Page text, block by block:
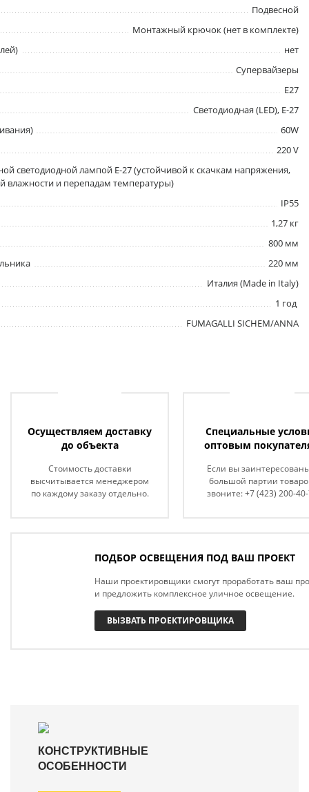
Подвесной
Монтажный крючок (нет в комплекте)
нет
Супервайзеры
E27
Светодиодная (LED), Е-27
60W
220 V
светодиодной лампой E-27 (устойчивой к скачкам напряжения,
влажности и перепадам температуры)
IP55
1,27 кг
800 мм
220 мм
Италия (Made in Italy)
1 год
FUMAGALLI SICHEM/ANNA
Осуществляем доставку
до объекта
Стоимость доставки
высчитывается менеджером
по каждому заказу отдельно.
Специальные
оптовым
Если вы
большой партии
звоните: +7 (423) 200-
ПОДБОР ОСВЕЩЕНИЯ ПОД ВАШ ПРОЕКТ
Наши проектировщики смогут проработать ваш
и предложить комплексное уличное освещение.
ВЫЗВАТЬ ПРОЕКТИРОВЩИКА
КОНСТРУКТИВНЫЕ
ОСОБЕННОСТИ